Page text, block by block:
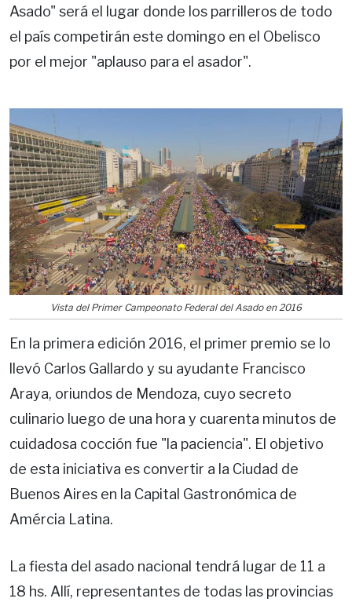
Asado" será el lugar donde los parrilleros de todo
el país competirán este domingo en el Obelisco
por el mejor "aplauso para el asador".
Vista del Primer Campeonato Federal del Asado en 2016
En la primera edición 2016, el primer premio se lo
llevó Carlos Gallardo y su ayudante Francisco
Araya, oriundos de Mendoza, cuyo secreto
culinario luego de una hora y cuarenta minutos de
cuidadosa cocción fue "la paciencia". El objetivo
de esta iniciativa es convertir a la Ciudad de
Buenos Aires en la Capital Gastronómica de
Amércia Latina.
La fiesta del asado nacional tendrá lugar de 11 a
18 hs. Allí, representantes de todas las provincias